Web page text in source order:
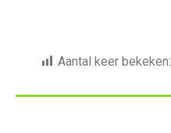
Aantal keer bekeken: